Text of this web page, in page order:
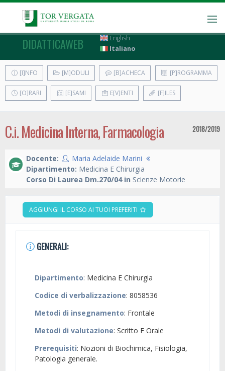
DIDATTICAWEB
English
Italiano
[I]NFO [M]ODULI [B]ACHECA [P]ROGRAMMA
[O]RARI [E]SAMI E[V]ENTI [F]ILES
C.i. Medicina Interna, Farmacologia 2018/2019
Docente:
Maria Adelaide Marini
Dipartimento: Medicina E Chirurgia
Corso Di Laurea Dm.270/04 in Scienze Motorie
AGGIUNGI IL CORSO AI TUOI PREFERITI
GENERALI:
Dipartimento: Medicina E Chirurgia
Codice di verbalizzazione: 8058536
Metodi di insegnamento: Frontale
Metodi di valutazione: Scritto E Orale
Prerequisiti: Nozioni di Biochimica, Fisiologia,
Patologia generale.